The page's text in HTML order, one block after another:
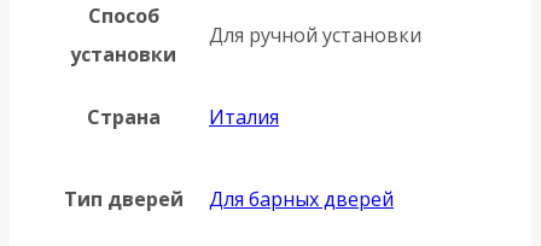
Способ
установки
Для ручной установки
Страна Италия
Тип дверей Для барных дверей